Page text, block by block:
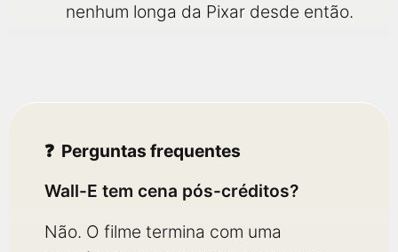
nenhum longa da Pixar desde então.
Perguntas frequentes
Wall-E tem cena pós-créditos?
Não. O filme termina com uma